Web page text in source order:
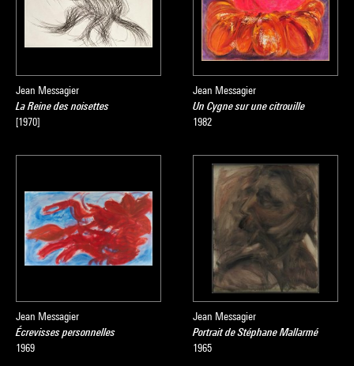
Jean Messagier
La Reine des noisettes
[1970]
Jean Messagier
Un Cygne sur une citrouille
1982
Jean Messagier
Écrevisses personnelles
1969
Jean Messagier
Portrait de Stéphane Mallarmé
1965